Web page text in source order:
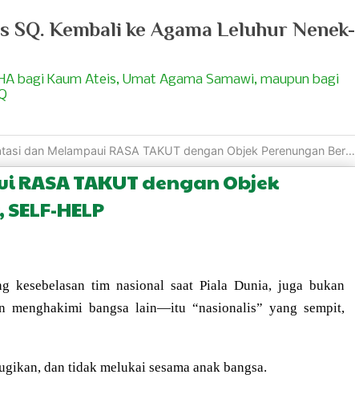
SQ. Kembali ke Agama Leluhur Nenek-
bagi Kaum Ateis, Umat Agama Samawi, maupun bagi
Melampaui RASA TAKUT dengan Objek Perenungan Berupa Dhamma, SELF-HELP
TAKUT dengan Objek
HELP
kesebelasan tim nasional saat Piala Dunia, juga bukan
menghakimi bangsa lain—itu “nasionalis” yang sempit,
dan tidak melukai sesama anak bangsa.